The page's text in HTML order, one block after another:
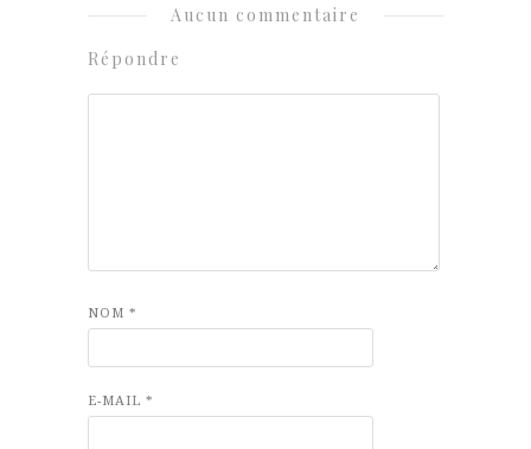
Aucun commentaire
Répondre
NOM *
E-MAIL *